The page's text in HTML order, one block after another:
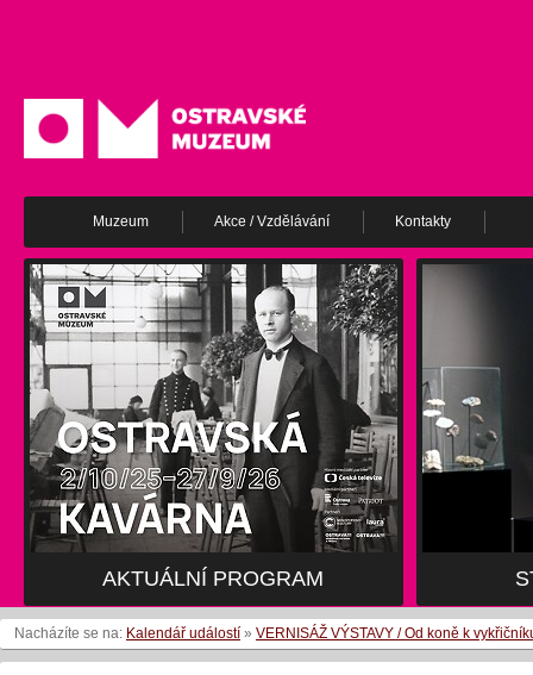
Muzeum Akce / Vzdělávání Kontakty
AKTUÁLNÍ PROGRAM
Nacházíte se na: Kalendář událostí » VERNISÁŽ VÝSTAVY / Od koně k